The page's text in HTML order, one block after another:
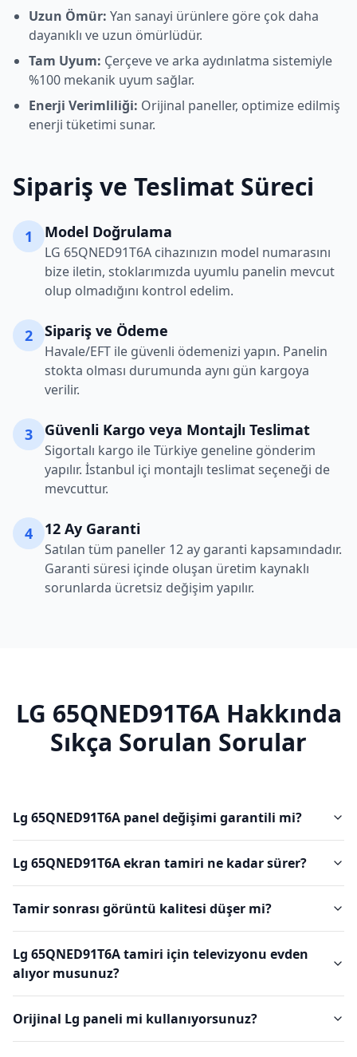
Uzun Ömür: Yan sanayi ürünlere göre çok daha
dayanıklı ve uzun ömürlüdür.
Tam Uyum: Çerçeve ve arka aydınlatma sistemiyle
%100 mekanik uyum sağlar.
Enerji Verimliliği: Orijinal paneller, optimize edilmiş
enerji tüketimi sunar.
Sipariş ve Teslimat Süreci
1 Model Doğrulama
LG 65QNED91T6A cihazınızın model numarasını
bize iletin, stoklarımızda uyumlu panelin mevcut
olup olmadığını kontrol edelim.
2 Sipariş ve Ödeme
Havale/EFT ile güvenli ödemenizi yapın. Panelin
stokta olması durumunda aynı gün kargoya
verilir.
3 Güvenli Kargo veya Montajlı Teslimat
Sigortalı kargo ile Türkiye geneline gönderim
yapılır. İstanbul içi montajlı teslimat seçeneği de
mevcuttur.
4 12 Ay Garanti
Satılan tüm paneller 12 ay garanti kapsamındadır.
Garanti süresi içinde oluşan üretim kaynaklı
sorunlarda ücretsiz değişim yapılır.
LG 65QNED91T6AHakkında
Sıkça Sorulan Sorular
Lg 65QNED91T6A panel değişimi garantili mi?
Lg 65QNED91T6A ekran tamiri ne kadar sürer?
Tamir sonrası görüntü kalitesi düşer mi?
Lg 65QNED91T6A tamiri için televizyonu evden
alıyor musunuz?
Orijinal Lg paneli mi kullanıyorsunuz?